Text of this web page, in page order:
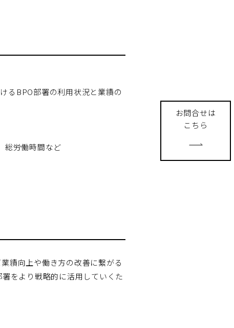
るBPO部署の利用状況と業績の
総労働時間など
績向上や働き方の改善に繋がる
をより戦略的に活用していくた
お問合せは
こちら